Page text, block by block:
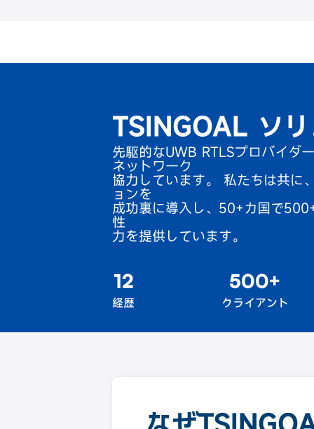
TSINGOAL ソ
先駆的なUWB RTLSプロバイダ
ネットワーク
協力しています。 私たちは共に
ョンを
成功裏に導入し、50+カ国で
性
力を提供しています。
12
経歴
500+
クライアント